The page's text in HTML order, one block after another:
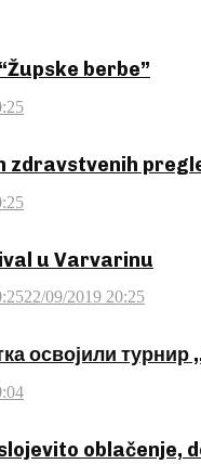
berbe”
zdravstvenih
u Varvarinu
22/09/2019 20:25
освојили
oblačenje,